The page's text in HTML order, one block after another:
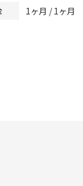
1ヶ月 / 1ヶ月